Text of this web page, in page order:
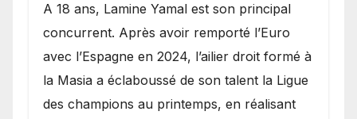
A 18 ans, Lamine Yamal est son principal
concurrent. Après avoir remporté l’Euro
avec l’Espagne en 2024, l’ailier droit formé à
la Masia a éclaboussé de son talent la Ligue
des champions au printemps, en réalisant